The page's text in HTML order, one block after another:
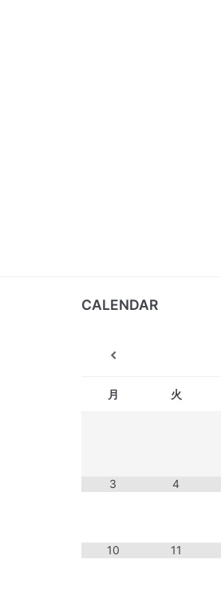
CALENDAR
月 火
3 4
10 11